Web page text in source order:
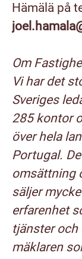
Hämälä på
Om
Vi har det
Sveriges
285 kontor
över hela
Portugal.
omsättning
säljer
erfarenhet
tjänster och
mäklaren